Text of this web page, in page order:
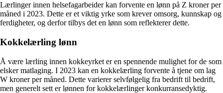
Lærlinger innen helsefagarbeider kan forvente en lønn på Z kroner per
måned i 2023. Dette er et viktig yrke som krever omsorg, kunnskap og
ferdigheter, og derfor tilbys det en lønn som reflekterer dette.
Kokkelærling lønn
Å være lærling innen kokkeyrket er en spennende mulighet for de som
elsker matlaging. I 2023 kan en kokkelærling forvente å tjene om lag
W kroner per måned. Dette varierer selvfølgelig fra bedrift til bedrift,
men generelt sett er lønnen for kokkelærlinger konkurransedyktig.